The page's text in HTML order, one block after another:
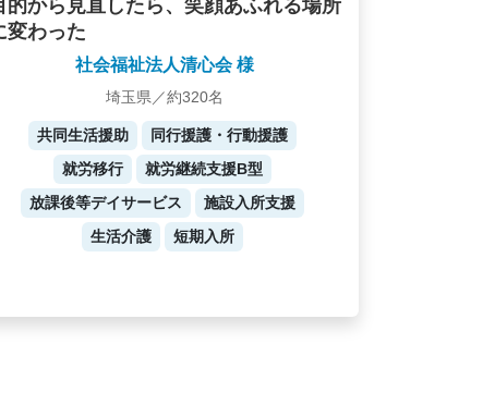
的から見直したら、笑顔あふれる場所
変わった
社会福祉法人清心会 様
埼玉県／約320名
共同生活援助
同行援護・行動援護
就労移行
就労継続支援B型
放課後等デイサービス
施設入所支援
生活介護
短期入所